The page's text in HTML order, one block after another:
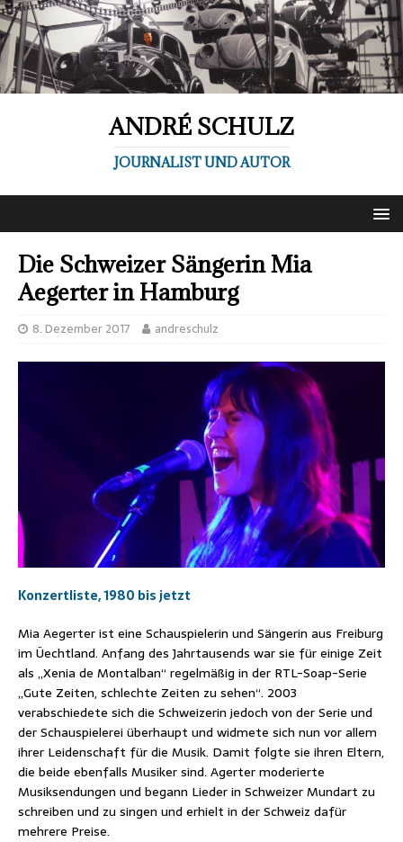
ANDRÉ SCHULZ
JOURNALIST UND AUTOR
Die Schweizer Sängerin Mia
Aegerter in Hamburg
8. Dezember 2017 andreschulz
Konzertliste, 1980 bis jetzt
Mia Aegerter ist eine Schauspielerin und Sängerin aus Freiburg
im Üechtland. Anfang des Jahrtausends war sie für einige Zeit
als „Xenia de Montalban“ regelmäßig in der RTL-Soap-Serie
„Gute Zeiten, schlechte Zeiten zu sehen“. 2003
verabschiedete sich die Schweizerin jedoch von der Serie und
der Schauspielerei überhaupt und widmete sich nun vor allem
ihrer Leidenschaft für die Musik. Damit folgte sie ihren Eltern,
die beide ebenfalls Musiker sind. Agerter moderierte
Musiksendungen und begann Lieder in Schweizer Mundart zu
schreiben und zu singen und erhielt in der Schweiz dafür
mehrere Preise.